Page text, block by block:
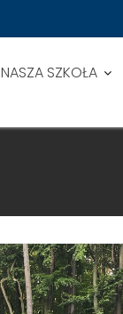
NASZA SZKOŁA